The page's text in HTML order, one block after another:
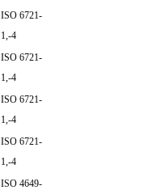
ISO 6721-
1,-4
ISO 6721-
1,-4
ISO 6721-
1,-4
ISO 6721-
1,-4
ISO 4649-